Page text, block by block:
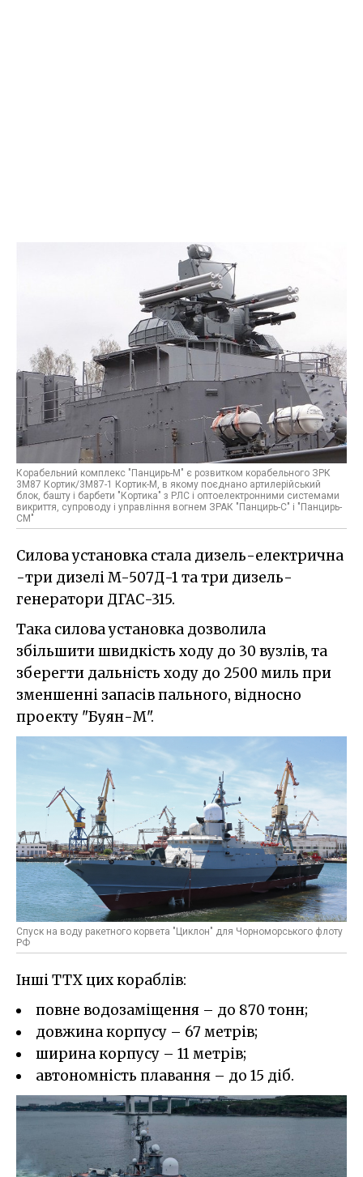
Корабельний комплекс "Панцирь-М" є розвитком корабельного ЗРК
3M87 Кортик/3M87-1 Кортик-M, в якому поєднано артилерійський
блок, башту і барбети "Кортика" з РЛС і оптоелектронними системами
викриття, супроводу і управління вогнем ЗРАК "Панцирь-С" і "Панцирь-
СМ"
Силова установка стала дизель-електрична
-три дизелі M-507Д-1 та три дизель-
генератори ДГАС-315.
Така силова установка дозволила
збільшити швидкість ходу до 30 вузлів, та
зберегти дальність ходу до 2500 миль при
зменшенні запасів пального, відносно
проекту "Буян-М".
Спуск на воду ракетного корвета "Циклон" для Чорноморського флоту
РФ
Інші ТТХ цих кораблів:
повне водозаміщення – до 870 тонн;
довжина корпусу – 67 метрів;
ширина корпусу – 11 метрів;
автономність плавання – до 15 діб.